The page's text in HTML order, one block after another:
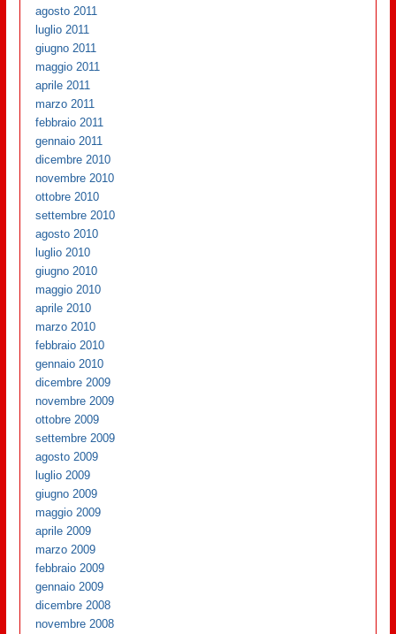
agosto 2011
luglio 2011
giugno 2011
maggio 2011
aprile 2011
marzo 2011
febbraio 2011
gennaio 2011
dicembre 2010
novembre 2010
ottobre 2010
settembre 2010
agosto 2010
luglio 2010
giugno 2010
maggio 2010
aprile 2010
marzo 2010
febbraio 2010
gennaio 2010
dicembre 2009
novembre 2009
ottobre 2009
settembre 2009
agosto 2009
luglio 2009
giugno 2009
maggio 2009
aprile 2009
marzo 2009
febbraio 2009
gennaio 2009
dicembre 2008
novembre 2008